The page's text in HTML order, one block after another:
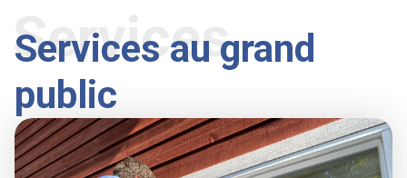
Services au grand
public
Services